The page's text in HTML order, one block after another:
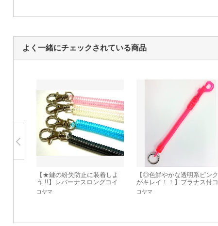
よく一緒にチェックされている商品
【★鍵の紛失防止に装着しよ
う !!】レバーナスロングコイ
ル2連ナス
コヤマ
【◎色鮮やかな透明系ピンク
がキレイ！！】プラナス付コ
イルホルダー ピンク
コヤマ